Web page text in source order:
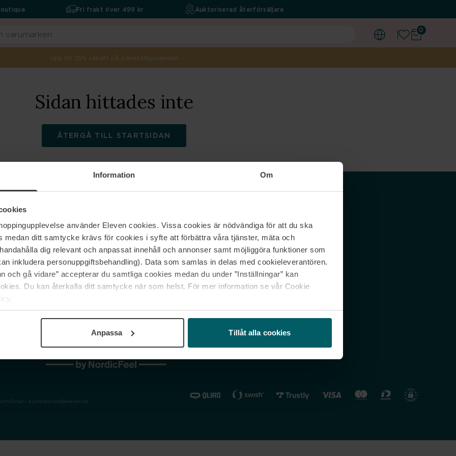
Information Om
använder Eleven cookies. Vissa cookies är nödvändiga för att du ska
medan ditt samtycke krävs för cookies i syfte att förbättra våra tjänster, mäta och
dig relevant och anpassat innehåll och annonser samt möjliggöra funktioner som
inkludera personuppgiftsbehandling). Data som samlas in delas med cookieleverantören.
och gå vidare” accepterar du samtliga cookies medan du under ”Inställningar” kan
Du kan återkalla ditt samtycke när som helst. För mer information se vår Cookie
Anpassa Tillåt alla cookies
0
Fri frakt över 499 kr Auktoriserad återförsäljare
Upp till 25% rabatt på paketerbjudanden
Sidan hittades inte
ÅTERGÅ TILL STARTSIDAN
Om oss
Jobba hos oss
Våra varumärken
Kontakta oss
Vanliga frågor & svar
Spåra min beställning
reklamationer
Nordicfeel SE
Nordicfeel FI
Nordicfeel NO
Email: kundservice@eleven.se